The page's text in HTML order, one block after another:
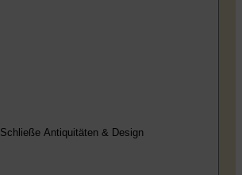
Schließe Antiquitäten & Design